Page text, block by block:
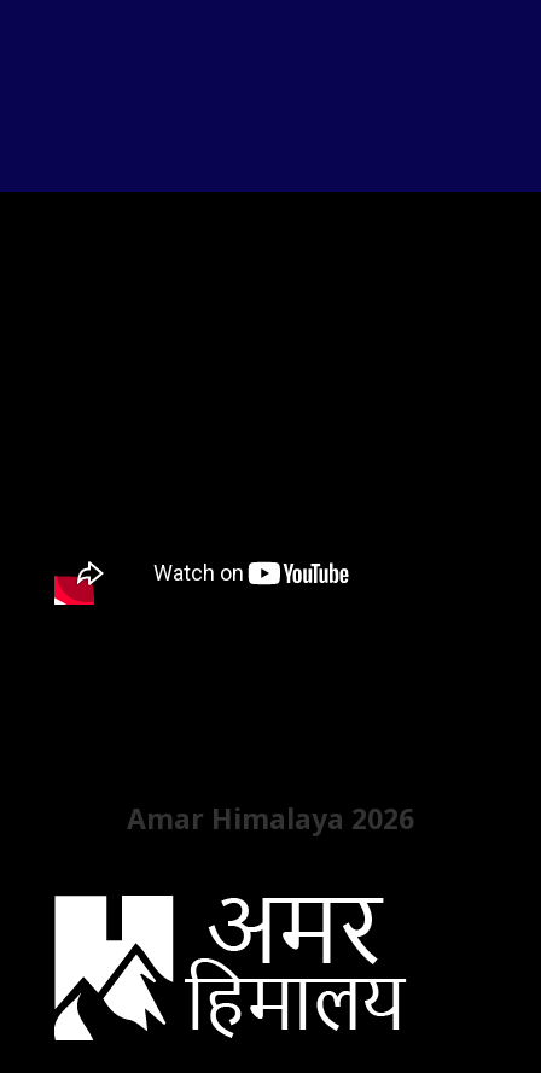
Amar Himalaya 2026